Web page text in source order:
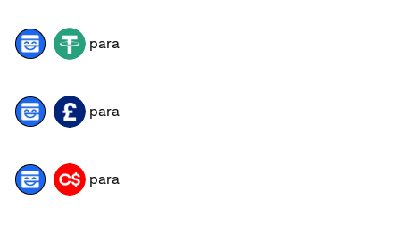
MASK USDT para
MASK GBP para
MASK CAD para